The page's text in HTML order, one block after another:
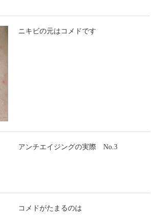
ニキビの元はコメドです
アンチエイジングの実際 No.3
コメドがたまるのは